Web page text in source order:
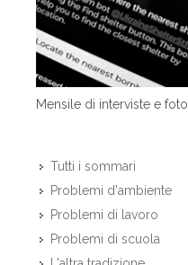
Mensile di interviste e foto
Tutti i sommari
Problemi d'ambiente
Problemi di lavoro
Problemi di scuola